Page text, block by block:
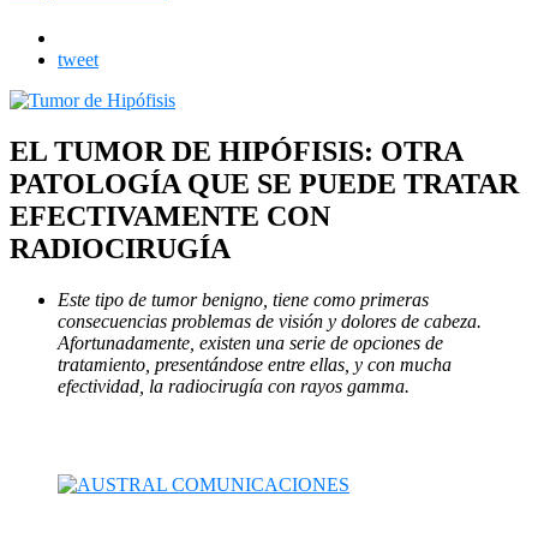
tweet
EL TUMOR DE HIPÓFISIS: OTRA
PATOLOGÍA QUE SE PUEDE TRATAR
EFECTIVAMENTE CON
RADIOCIRUGÍA
Este tipo de tumor benigno, tiene como primeras
consecuencias problemas de visión y dolores de cabeza.
Afortunadamente, existen una serie de opciones de
tratamiento, presentándose entre ellas, y con mucha
efectividad, la radiocirugía con rayos gamma.